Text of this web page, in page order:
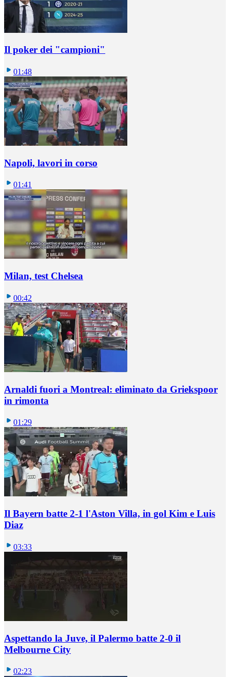
Il poker dei "campioni"
01:48
Napoli, lavori in corso
01:41
Milan, test Chelsea
00:42
Arnaldi fuori a Montreal: eliminato da Griekspoor
in rimonta
01:29
Il Bayern batte 2-1 l'Aston Villa, in gol Kim e Luis
Diaz
03:33
Aspettando la Juve, il Palermo batte 2-0 il
Melbourne City
02:23